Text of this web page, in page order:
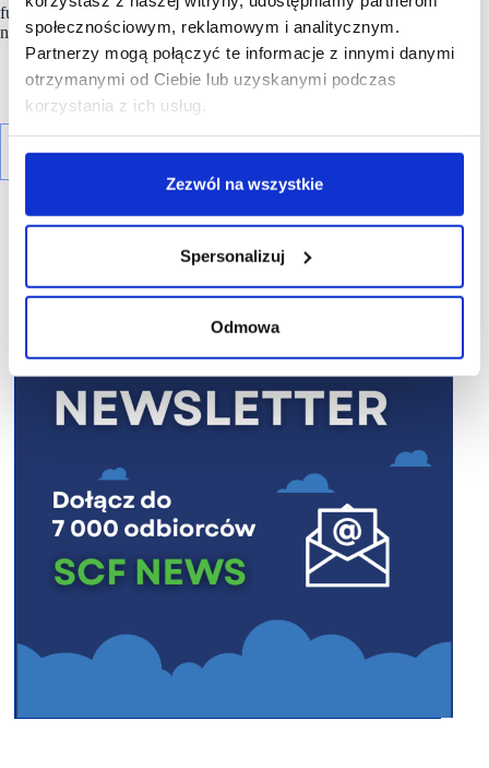
społecznościowym, reklamowym i analitycznym.
Partnerzy mogą połączyć te informacje z innymi danymi
otrzymanymi od Ciebie lub uzyskanymi podczas
korzystania z ich usług.
Zezwól na wszystkie
Spersonalizuj
Odmowa
funduszu inwestującego w nieruchomości (REIT) notowanego
na giełdzie w Johannesburgu (JSE).